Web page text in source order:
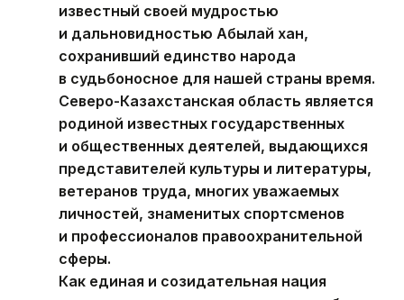
известный своей мудростью
и дальновидностью Абылай хан,
сохранивший единство народа
в судьбоносное для нашей страны время.
Северо-Казахстанская область является
родиной известных государственных
и общественных деятелей, выдающихся
представителей культуры и литературы,
ветеранов труда, многих уважаемых
личностей, знаменитых спортсменов
и профессионалов правоохранительной
сферы.
Как единая и созидательная нация